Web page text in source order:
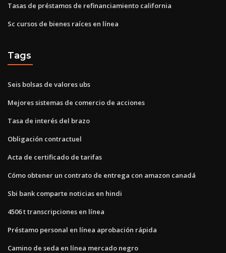
Tasas de préstamos de refinanciamiento california
Sc cursos de bienes raíces en línea
Tags
Seis bolsas de valores ubs
Mejores sistemas de comercio de acciones
Tasa de interés del brazo
Obligación contractuel
Acta de certificado de tarifas
Cómo obtener un contrato de entrega con amazon canadá
Sbi bank comparte noticias en hindi
4506 t transcripciones en línea
Préstamo personal en línea aprobación rápida
Camino de seda en línea mercado negro